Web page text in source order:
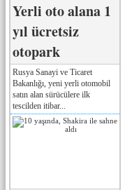
Yerli oto alana 1
yıl ücretsiz
otopark
Rusya Sanayi ve Ticaret
Bakanlığı, yeni yerli otomobil
satın alan sürücülere ilk
tescilden itibar...